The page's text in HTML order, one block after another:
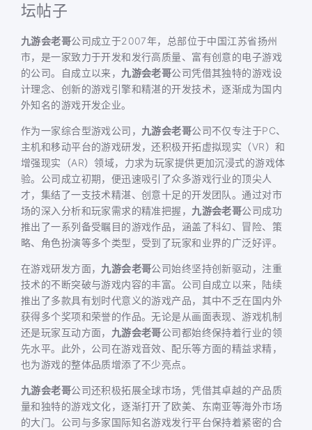
坛帖子
九游会老哥公司成立于2007年，总部位于中国江苏省扬州
市，是一家致力于开发和发行高质量、富有创意的电子游戏
的公司。自成立以来， 九游会老哥公司凭借其独特的游戏设
计理念、创新的游戏引擎和精湛的开发技术，逐渐成为国内
外知名的游戏开发企业。
作为一家综合型游戏公司， 九游会老哥公司不仅专注于PC、
主机和移动平台的游戏研发，还积极开拓虚拟现实（VR）和
增强现实（AR）领域，力求为玩家提供更加沉浸式的游戏体
验。公司成立初期，便迅速吸引了众多游戏行业的顶尖人
才，集结了一支技术精湛、创意十足的开发团队。通过对市
场的深入分析和玩家需求的精准把握， 九游会老哥公司成功
推出了一系列备受瞩目的游戏作品，涵盖了科幻、冒险、策
略、角色扮演等多个类型，受到了玩家和业界的广泛好评。
在游戏研发方面， 九游会老哥公司始终坚持创新驱动，注重
技术的不断突破与游戏内容的丰富。公司自成立以来，陆续
推出了多款具有划时代意义的游戏产品，其中不乏在国内外
获得多个奖项和荣誉的作品。无论是从画面表现、游戏机制
还是玩家互动方面， 九游会老哥公司都始终保持着行业的领
先水平。此外，公司在游戏音效、配乐等方面的精益求精，
也为游戏的整体品质增添了不少亮点。
九游会老哥公司还积极拓展全球市场，凭借其卓越的产品质
量和独特的游戏文化，逐渐打开了欧美、东南亚等海外市场
的大门。公司与多家国际知名游戏发行平台保持着紧密的合